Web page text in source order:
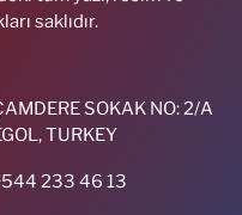
saklıdır.
SOKAK NO: 2/A
TURKEY
233 46 13